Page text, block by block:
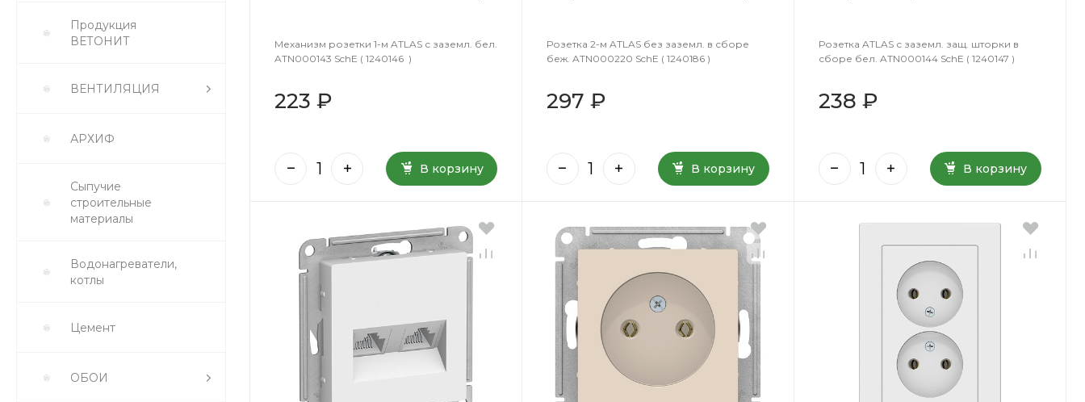
Продукция
ВЕТОНИТ
ВЕНТИЛЯЦИЯ
АРХИФ
Сыпучие
строительные
материалы
Водонагреватели,
котлы
Цемент
ОБОИ
Механизм розетки 1-м ATLAS с заземл. бел.
ATN000143 SchE ( 1240146 )
223 ₽
В корзину
Розетка 2-м ATLAS без заземл. в сборе
беж. ATN000220 SchE ( 1240186 )
297 ₽
В корзину
Розетка ATLAS с заземл. защ. шторки в
сборе бел. ATN000144 SchE ( 1240147 )
238 ₽
В корзину